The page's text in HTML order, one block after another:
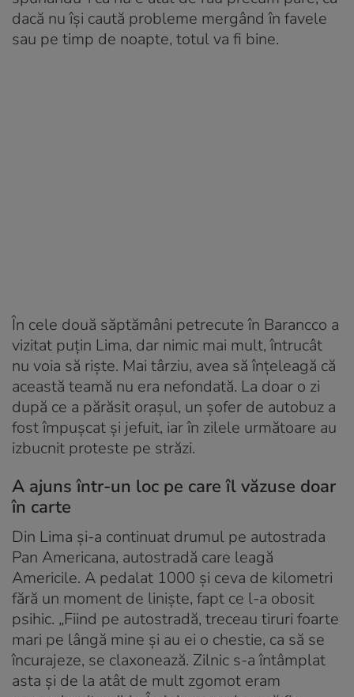
dacă nu își caută probleme mergând în favele
sau pe timp de noapte, totul va fi bine.
În cele două săptămâni petrecute în Barancco a
vizitat puțin Lima, dar nimic mai mult, întrucât
nu voia să riște. Mai târziu, avea să înțeleagă că
această teamă nu era nefondată. La doar o zi
după ce a părăsit orașul, un șofer de autobuz a
fost împușcat și jefuit, iar în zilele următoare au
izbucnit proteste pe străzi.
A ajuns într-un loc pe care îl văzuse doar
în carte
Din Lima și-a continuat drumul pe autostrada
Pan Americana, autostradă care leagă
Americile. A pedalat 1000 și ceva de kilometri
fără un moment de liniște, fapt ce l-a obosit
psihic. „Fiind pe autostradă, treceau tiruri foarte
mari pe lângă mine și au ei o chestie, ca să se
încurajeze, se claxonează. Zilnic s-a întâmplat
asta și de la atât de mult zgomot eram